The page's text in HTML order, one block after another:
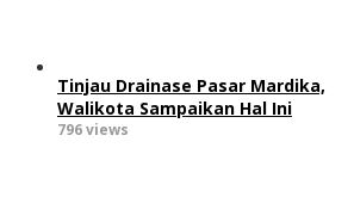
Tinjau Drainase Pasar Mardika,
Walikota Sampaikan Hal Ini
796 views